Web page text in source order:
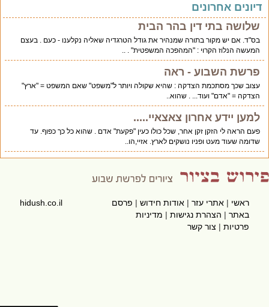
אחרונים
שלושה בתי דין בהר הבית
בס"ד. אם יש מקור בתורה שמנהיר את גודל הטרגדיה שאליה נקלענו - כעם . בעצם
המעשה הנלוז הקרוי : "המהפכה המשפטית" . ..
פרשת השבוע - ראה
עצוב שכך מסתכמת הצדקה : שהיא שקולה ויותר ל"משפט" שאם המשפט = "ארץ"
הצדקה = "אדם" ועוד... . שהוא..
למען יידע אחרון צאצאיי.....
פעם הראה לי הזקן זקן אחר, שכל כולו כעין "פקעת" אדם . שהוא כל כך כפוף. עד
שדומה שעוד מעט ופניו נושקים לארץ. אזיי,הו..
ראשי|אתרי עזר|אודות חידוש|פרסם
באתר|הצהרת נגישות|מדיניות
פרטיות|צור קשר
hidush.co.il